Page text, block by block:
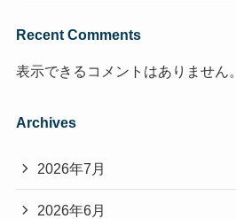
Recent Comments
表示できるコメントはありません。
Archives
2026年7月
2026年6月